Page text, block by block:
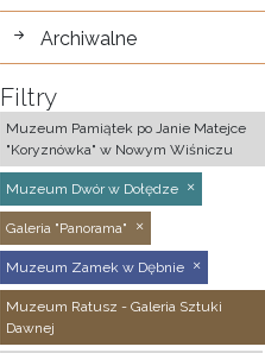
Archiwalne
Filtry
Muzeum Pamiątek po Janie Matejce
"Koryznówka" w Nowym Wiśniczu
Muzeum Dwór w Dołędze
Galeria "Panorama"
Muzeum Zamek w Dębnie
Muzeum Ratusz - Galeria Sztuki
Dawnej